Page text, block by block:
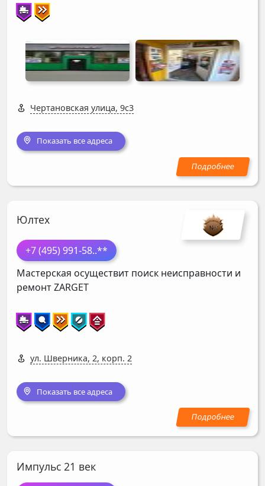
Чертановская улица, 9с3
Показать все адреса
Юлтех
+7 (495) 991-58..**
Мастерская осуществит поиск неисправности и
ремонтZARGET
ул. Шверника, 2, корп. 2
Показать все адреса
Импульс 21 век